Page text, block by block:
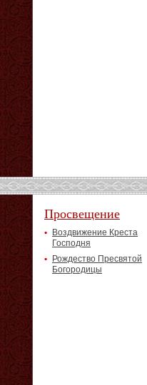
Просвещение
Воздвижение Креста
Господня
Рождество Пресвятой
Богородицы